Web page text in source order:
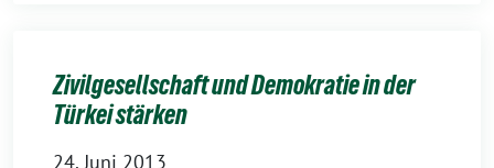
Zivilgesellschaft und Demokratie in der
Türkei stärken
24. Juni 2013